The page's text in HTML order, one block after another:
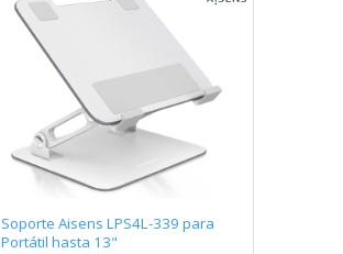
Soporte Aisens LPS4L-339 para
Portátil hasta 13"